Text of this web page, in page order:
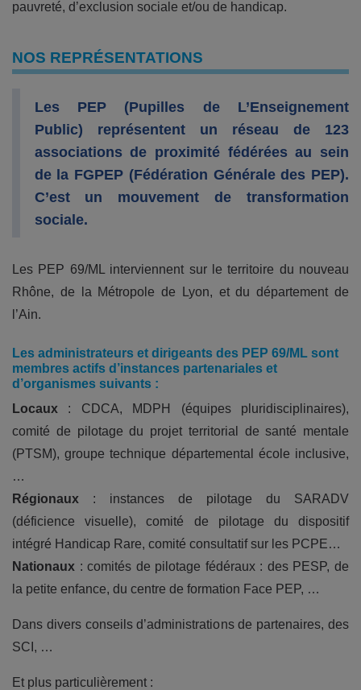
pauvreté, d’exclusion sociale et/ou de handicap.
NOS REPRÉSENTATIONS
Les PEP (Pupilles de L’Enseignement
Public) représentent un réseau de 123
associations de proximité fédérées au sein
de la FGPEP (Fédération Générale des PEP).
C’est un mouvement de transformation
sociale.
Les PEP 69/ML interviennent sur le territoire du nouveau
Rhône, de la Métropole de Lyon, et du département de
l’Ain.
Les administrateurs et dirigeants des PEP 69/ML sont
membres actifs d’instances partenariales et
d’organismes suivants :
Locaux : CDCA, MDPH (équipes pluridisciplinaires),
comité de pilotage du projet territorial de santé mentale
(PTSM), groupe technique départemental école inclusive,
…
Régionaux : instances de pilotage du SARADV
(déficience visuelle), comité de pilotage du dispositif
intégré Handicap Rare, comité consultatif sur les PCPE…
Nationaux : comités de pilotage fédéraux : des PESP, de
la petite enfance, du centre de formation Face PEP, …
Dans divers conseils d’administrations de partenaires, des
SCI, …
Et plus particulièrement :